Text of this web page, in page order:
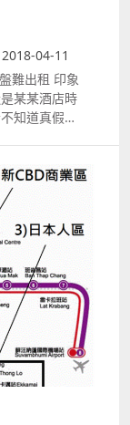
04-11
難出租 印象
某某酒店時
知道真假，
他們身邊問
答「不用了
但到朋友第
鎖著的，為
以為是吉房
到他們身邊
間hellip; 後
，這類故事我
國雖是佛教國
十分忌諱凶
樓盤也會變
價買入這些
其實也出現